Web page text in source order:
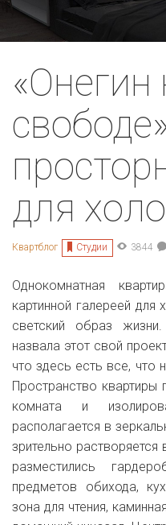
«Онегин
для
Квартблог Студии 3844
Однокомнатная
картинной галереей
светский образ
назвала этот свой
что здесь есть все, что
Пространство квартиры
комната и
располагается в
зрительно
разместились
предметов обихода,
зона для чтения,